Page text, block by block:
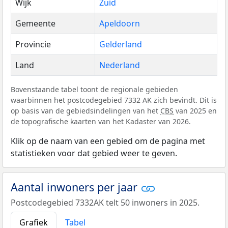
Wijk
Zuid
Gemeente
Apeldoorn
Provincie
Gelderland
Land
Nederland
Bovenstaande tabel toont de regionale gebieden
waarbinnen het postcodegebied 7332 AK zich bevindt. Dit is
op basis van de gebiedsindelingen van het CBS van 2025 en
de topografische kaarten van het Kadaster van 2026.
Klik op de naam van een gebied om de pagina met
statistieken voor dat gebied weer te geven.
Aantal inwoners per jaar
Postcodegebied 7332AK telt 50 inwoners in 2025.
Grafiek
Tabel